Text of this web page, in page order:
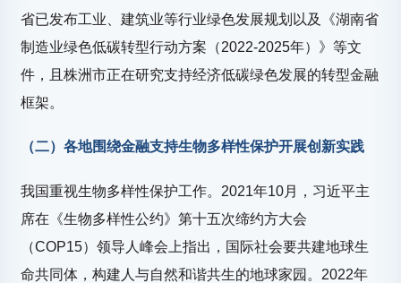
省已发布工业、建筑业等行业绿色发展规划以及《湖南省
制造业绿色低碳转型行动方案（2022-2025年）》等文
件，且株洲市正在研究支持经济低碳绿色发展的转型金融
框架。
（二）各地围绕金融支持生物多样性保护开展创新实践
我国重视生物多样性保护工作。2021年10月，习近平主
席在《生物多样性公约》第十五次缔约方大会
（COP15）领导人峰会上指出，国际社会要共建地球生
命共同体，构建人与自然和谐共生的地球家园。2022年